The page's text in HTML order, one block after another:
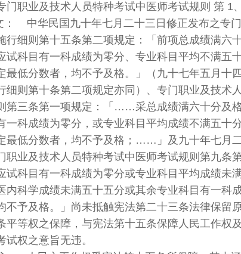
业及技术人员特种考试中医师考试规则 第 1、
： 中华民国九十年七月二十三日修正发布之专
则第十五条第二项规定：「前项总成绩满六
目有一科成绩为零分、专业科目平均不满五十
分数者，均不予及格。」（九十七年五月十四
第十条第二项规定亦同）、专门职业及技术人
条第一项规定：「……采总成绩满六十分及
成绩为零分，或专业科目平均成绩不满五十分
分数者，均不予及格；……」及九十年七月二
及技术人员特种考试中医师考试规则第九条第
目有一科成绩为零分或专业科目平均成绩未满
学成绩未满五十五分或其余专业科目有一科成
及格。」尚未抵触宪法第二十三条法律保留原
权之保障，与宪法第十五条保障人民工作权及
之意旨无违。